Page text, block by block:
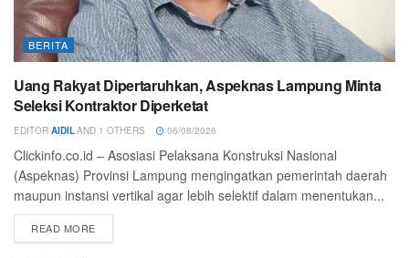
BERITA
Uang Rakyat Dipertaruhkan, Aspeknas Lampung Minta
Seleksi Kontraktor Diperketat
EDITOR AIDILAND 1 OTHERS 06/08/2026
Clickinfo.co.id – Asosiasi Pelaksana Konstruksi Nasional
(Aspeknas) Provinsi Lampung mengingatkan pemerintah daerah
maupun instansi vertikal agar lebih selektif dalam menentukan...
READ MORE